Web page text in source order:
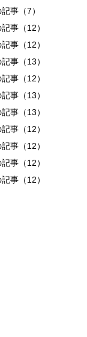
事（7）
事（12）
事（12）
事（13）
事（12）
事（13）
事（13）
事（12）
事（12）
事（12）
事（12）